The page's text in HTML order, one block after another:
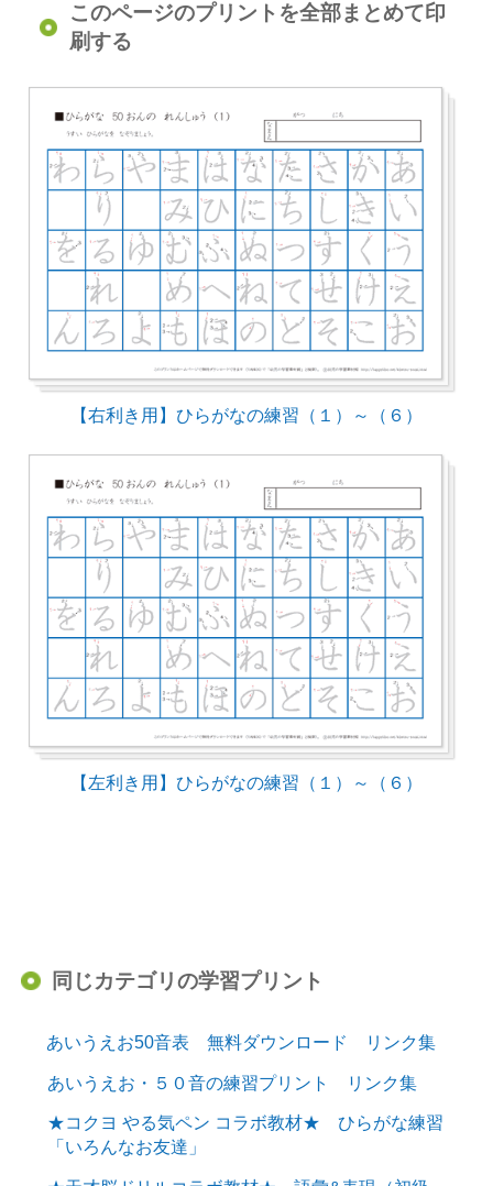
このページのプリントを全部まとめて印
刷する
【右利き用】ひらがなの練習（１）～（６）
【左利き用】ひらがなの練習（１）～（６）
同じカテゴリの学習プリント
あいうえお50音表 無料ダウンロード リンク集
あいうえお・５０音の練習プリント リンク集
★コクヨ やる気ペン コラボ教材★ ひらがな練習
「いろんなお友達」